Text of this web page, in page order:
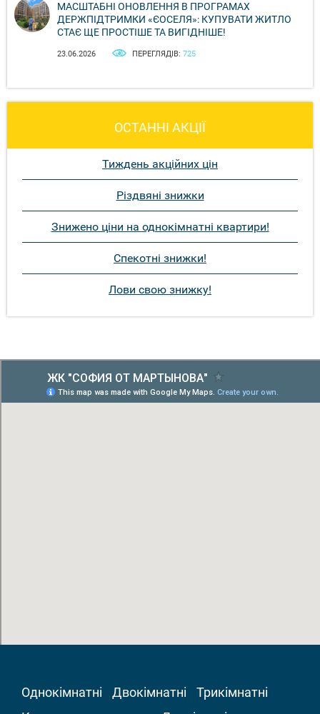
МАСШТАБНІ ОНОВЛЕННЯ В ПРОГРАМАХ
ДЕРЖПІДТРИМКИ «ЄОСЕЛЯ»: КУПУВАТИ ЖИТЛО
СТАЄ ЩЕ ПРОСТІШЕ ТА ВИГІДНІШЕ!
23.06.2026 ПЕРЕГЛЯДІВ: 725
ОСТАННІ АКЦІЇ
Тиждень акційних цін
Різдвяні знижки
Знижено ціни на однокімнатні квартири!
Спекотні знижки!
Лови свою знижку!
Однокімнатні Двокімнатні
Трикімнатні